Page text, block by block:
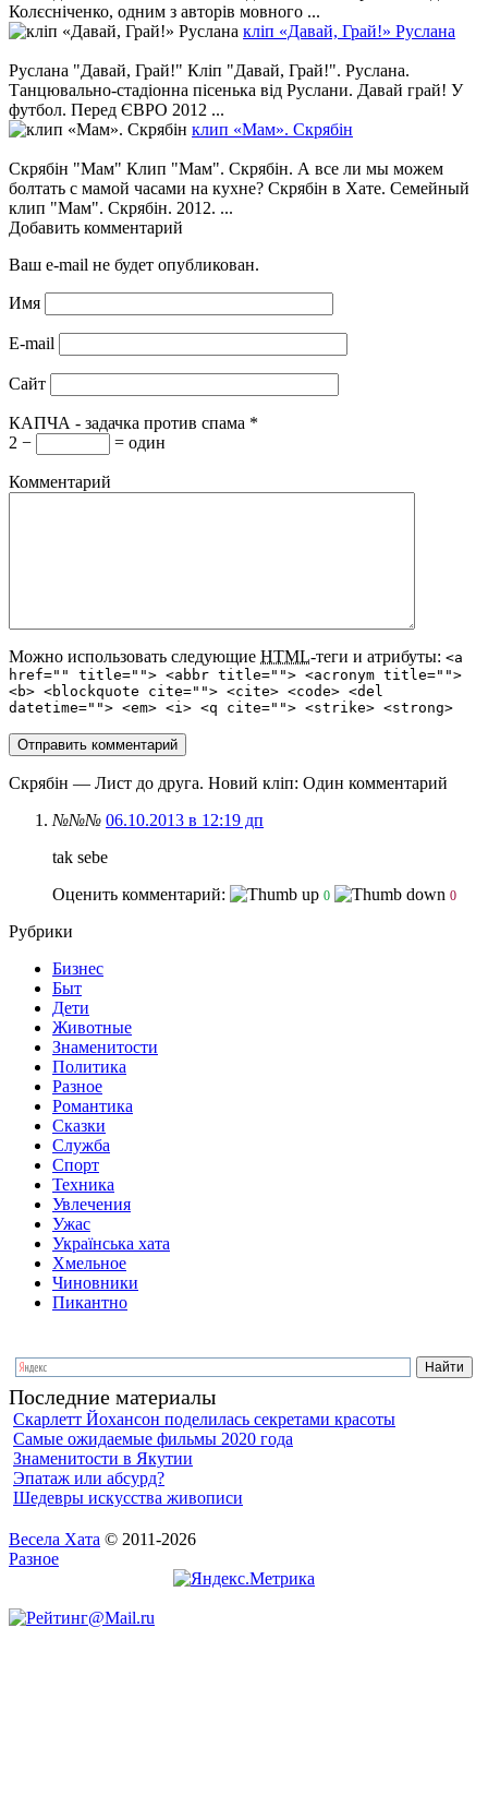
Колєсніченко, одним з авторів мовного ...
кліп «Давай, Грай!» Руслана
Руслана "Давай, Грай!" Кліп "Давай, Грай!". Руслана.
Танцювально-стадіонна пісенька від Руслани. Давай грай! У
футбол. Перед ЄВРО 2012 ...
клип «Мам». Скрябін
Скрябін "Мам" Клип "Мам". Скрябін. А все ли мы можем
болтать с мамой часами на кухне? Скрябін в Хате. Семейный
клип "Мам". Скрябін. 2012. ...
Добавить комментарий
Ваш e-mail не будет опубликован.
Имя
E-mail
Сайт
КАПЧА - задачка против спама *
2 −
= один
Комментарий
Можно использовать следующие HTML-теги и атрибуты: <a
href="" title=""> <abbr title=""> <acronym title="">
<b> <blockquote cite=""> <cite> <code> <del
datetime=""> <em> <i> <q cite=""> <strike> <strong>
Скрябін — Лист до друга. Новий кліп: Один комментарий
№№№ 06.10.2013 в 12:19 дп
tak sebe
Оценить комментарий:
0 0
Рубрики
Бизнес
Быт
Дети
Животные
Знаменитости
Политика
Разное
Романтика
Сказки
Служба
Спорт
Техника
Увлечения
Ужас
Українська хата
Хмельное
Чиновники
Пикантно
Последние материалы
Скарлетт Йохансон поделилась секретами красоты
Самые ожидаемые фильмы 2020 года
Знаменитости в Якутии
Эпатаж или абсурд?
Шедевры искусства живописи
Весела Хата © 2011-2026
Разное